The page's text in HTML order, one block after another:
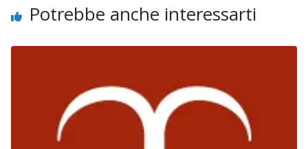
Potrebbe anche interessarti